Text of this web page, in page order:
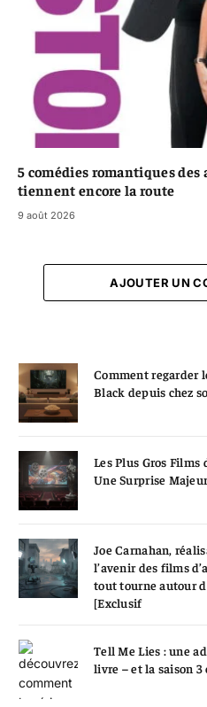
5 comédies romantiques
tiennent encore la route
9 août 2026
AJOUTER UN
Comment regarder
Black depuis chez
Les Plus Gros Films
Une Surprise
Joe Carnahan,
l’avenir des films
tout tourne autour
[Exclusif
Tell Me Lies : une
livre – et la saison